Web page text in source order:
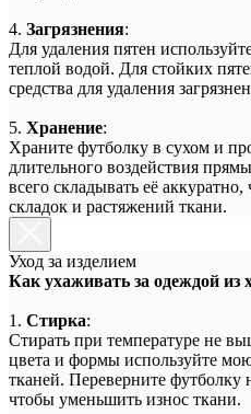
4. Загрязнения:
Для удаления пятен
теплой водой. Для стойких
средства для удаления
5. Хранение:
Храните футболку в сухом и
длительного воздействия
всего складывать её
складок и растяжений ткани.
Уход за изделием
Как ухаживать за одеждой из
1. Стирка:
Стирать при температуре не
цвета и формы используйте
тканей. Переверните футболку
чтобы уменьшить износ ткани.